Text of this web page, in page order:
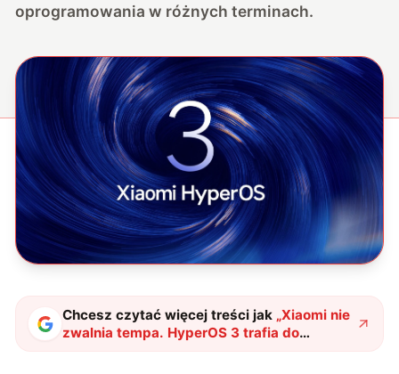
oprogramowania w różnych terminach.
Chcesz czytać więcej treści jak „Xiaomi nie
zwalnia tempa. HyperOS 3 trafia do
„trzynastek” i innych modeli"?